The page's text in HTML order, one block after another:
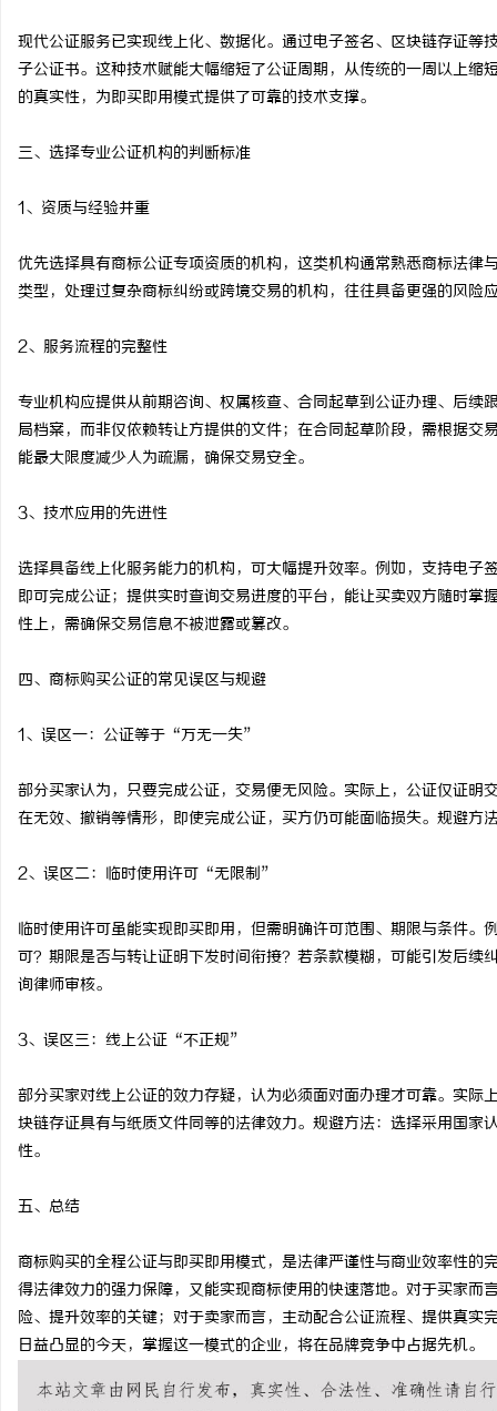
现代公证服务已实现线上化、数据化。通过电子签名、区块链存证
子公证书。这种技术赋能大幅缩短了公证周期，从传统的一周以上
的真实性，为即买即用模式提供了可靠的技术支撑。
三、选择专业公证机构的判断标准
1、资质与经验并重
优先选择具有商标公证专项资质的机构，这类机构通常熟悉商标法
类型，处理过复杂商标纠纷或跨境交易的机构，往往具备更强的风险
2、服务流程的完整性
专业机构应提供从前期咨询、权属核查、合同起草到公证办理、后
局档案，而非仅依赖转让方提供的文件；在合同起草阶段，需根据
能最大限度减少人为疏漏，确保交易安全。
3、技术应用的先进性
选择具备线上化服务能力的机构，可大幅提升效率。例如，支持电
即可完成公证；提供实时查询交易进度的平台，能让买卖双方随时
性上，需确保交易信息不被泄露或篡改。
四、商标购买公证的常见误区与规避
1、误区一：公证等于“万无一失”
部分买家认为，只要完成公证，交易便无风险。实际上，公证仅证
在无效、撤销等情形，即使完成公证，买方仍可能面临损失。规避
2、误区二：临时使用许可“无限制”
临时使用许可虽能实现即买即用，但需明确许可范围、期限与条件
可？期限是否与转让证明下发时间衔接？若条款模糊，可能引发后
询律师审核。
3、误区三：线上公证“不正规”
部分买家对线上公证的效力存疑，认为必须面对面办理才可靠。实
块链存证具有与纸质文件同等的法律效力。规避方法：选择采用国
性。
五、总结
商标购买的全程公证与即买即用模式，是法律严谨性与商业效率性
得法律效力的强力保障，又能实现商标使用的快速落地。对于买家
险、提升效率的关键；对于卖家而言，主动配合公证流程、提供真
日益凸显的今天，掌握这一模式的企业，将在品牌竞争中占据先机。